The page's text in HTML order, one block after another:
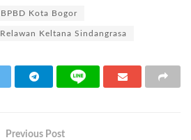
BPBD Kota Bogor
Relawan Keltana Sindangrasa
Previous Post